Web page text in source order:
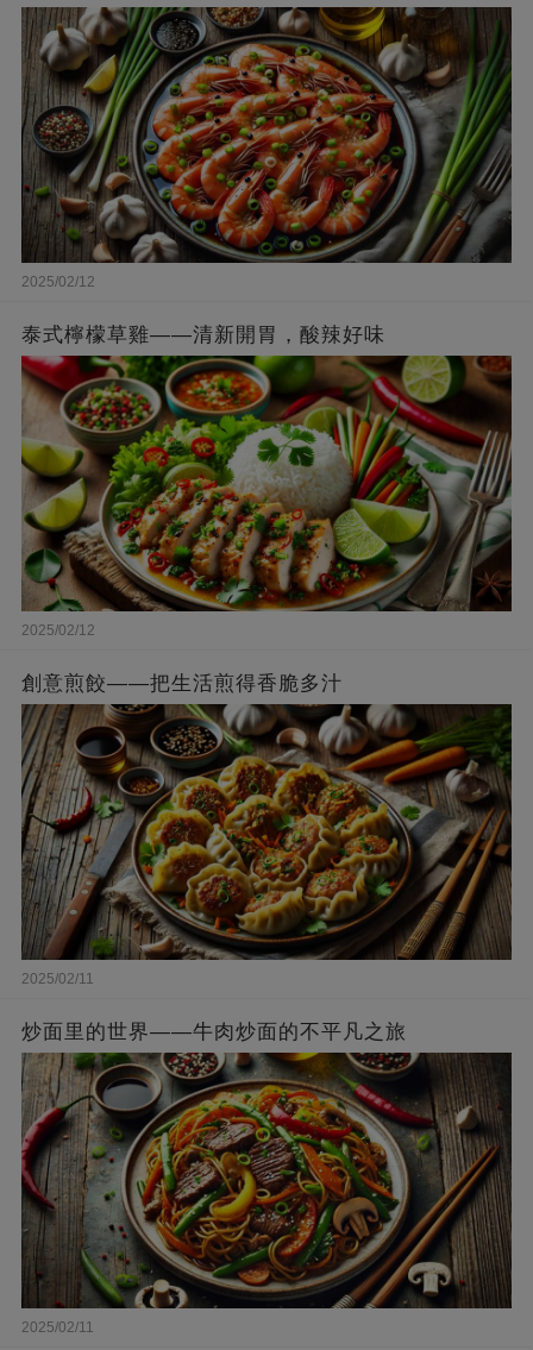
2025/02/12
泰式檸檬草雞——清新開胃，酸辣好味
2025/02/12
創意煎餃——把生活煎得香脆多汁
2025/02/11
炒面里的世界——牛肉炒面的不平凡之旅
2025/02/11